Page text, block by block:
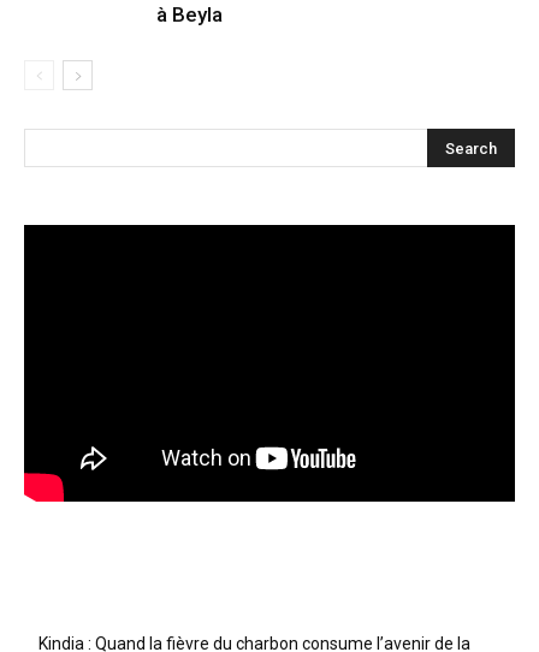
à Beyla
Kindia : Quand la fièvre du charbon consume l’avenir de la